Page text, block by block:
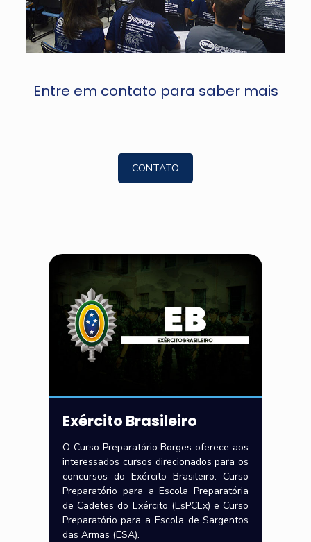
Entre em contato para saber mais
CONTATO
Exército Brasileiro
O Curso Preparatório Borges oferece aos
interessados cursos direcionados para os
concursos do Exército Brasileiro: Curso
Preparatório para a Escola Preparatória
de Cadetes do Exército (EsPCEx) e Curso
Preparatório para a Escola de Sargentos
das Armas (ESA).